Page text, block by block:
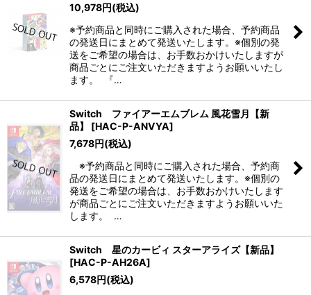
10,978円(税込)
※予約商品と同時にご購入された場合、予約商品
の発送日にまとめて発送いたします。※個別の発
送をご希望の場合は、お手数おかけいたしますが
商品ごとにご注文いただきますようお願いいたし
ます。 『…
Switch ファイアーエムブレム 風花雪月【新
品】
[HAC-P-ANVYA]
7,678円(税込)
※予約商品と同時にご購入された場合、予約商
品の発送日にまとめて発送いたします。※個別の
発送をご希望の場合は、お手数おかけいたします
が商品ごとにご注文いただきますようお願いいた
します。 …
Switch 星のカービィ スターアライズ【新品】
[HAC-P-AH26A]
6,578円(税込)